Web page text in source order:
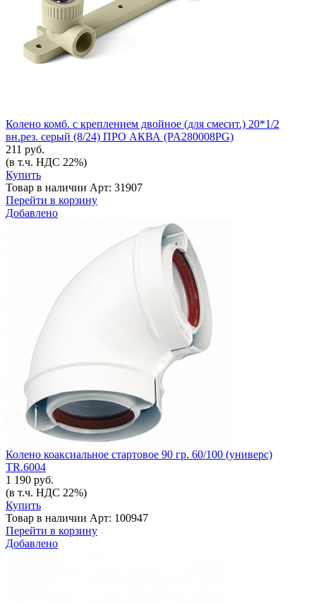
Колено комб. с креплением двойное (для смесит.) 20*1/2
вн.рез. серый (8/24) ПРО АКВА (PA280008PG)
211 руб.
(в т.ч. НДС 22%)
Купить
Товар в наличии Арт: 31907
Перейти в корзину
Добавлено
Колено коаксиальное стартовое 90 гр. 60/100 (универс)
TR.6004
1 190 руб.
(в т.ч. НДС 22%)
Купить
Товар в наличии Арт: 100947
Перейти в корзину
Добавлено